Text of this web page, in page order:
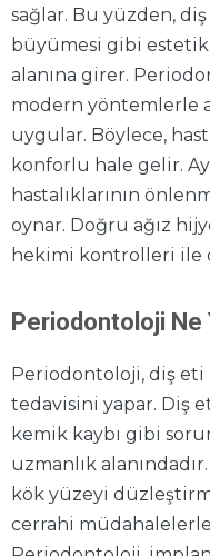
sağlar. Bu yüzden,
büyümesi gibi
alanına girer.
modern yöntemlerle
uygular. Böylece,
konforlu hale gelir.
hastalıklarının
oynar. Doğru ağız
hekimi kontrolleri ile
Periodontoloji Ne
Periodontoloji, diş eti
tedavisini yapar. Diş
kemik kaybı gibi
uzmanlık
kök yüzeyi
cerrahi